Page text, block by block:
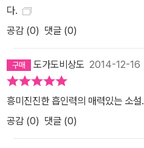
다.
공감 (0) 댓글 (0)
도가도비상도 2014-12-16
흥미진진한 흡인력의 매력있는 소설.
공감 (0) 댓글 (0)